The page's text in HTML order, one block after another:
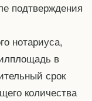
подтверждения
нотариуса,
в
срок
количества